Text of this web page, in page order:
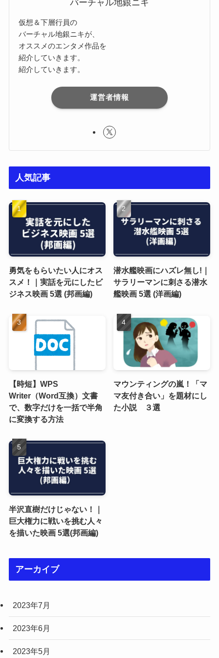
バーチャル地銀ニキ
仮想＆下層行員の
バーチャル地銀ニキが、
オススメのエンタメ作品を
紹介していきます。
紹介していきます。
運営者情報
人気記事
勇気をもらいたい人にオス
スメ！｜実話を元にしたビ
ジネス映画 5選 (邦画編)
潜水艦映画にハズレ無し!｜
サラリーマンに刺さる潜水
艦映画 5選 (洋画編)
【時短】WPS
Writer（Word互換）文書
で、数字だけを一括で半角
に変換する方法
マウンティングの嵐！「マ
マ友付き合い」を題材にし
た小説 ３選
半沢直樹だけじゃない！｜
巨大権力に戦いを挑む人々
を描いた映画 5選(邦画編)
アーカイブ
2023年7月
2023年6月
2023年5月